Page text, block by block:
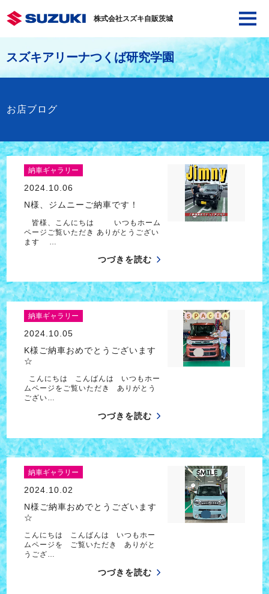
株式会社スズキ自販茨城
スズキアリーナつくば研究学園
お店ブログ
納車ギャラリー
2024.10.06
N様、ジムニーご納車です！
皆様、こんにちは いつもホーム
ページご覧いただき ありがとうござい
ます …
つづきを読む
納車ギャラリー
2024.10.05
K様ご納車おめでとうございます
☆
こんにちは こんばんは いつもホー
ムページをご覧いただき ありがとう
ござい…
つづきを読む
納車ギャラリー
2024.10.02
N様ご納車おめでとうございます
☆
こんにちは こんばんは いつもホー
ムページを ご覧いただき ありがと
うござ…
つづきを読む